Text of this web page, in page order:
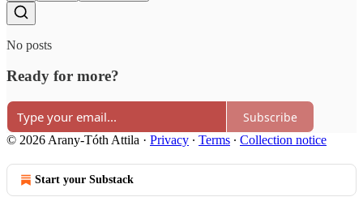
No posts
Ready for more?
Subscribe
© 2026 Arany-Tóth Attila · Privacy ∙ Terms ∙ Collection notice
Start your Substack